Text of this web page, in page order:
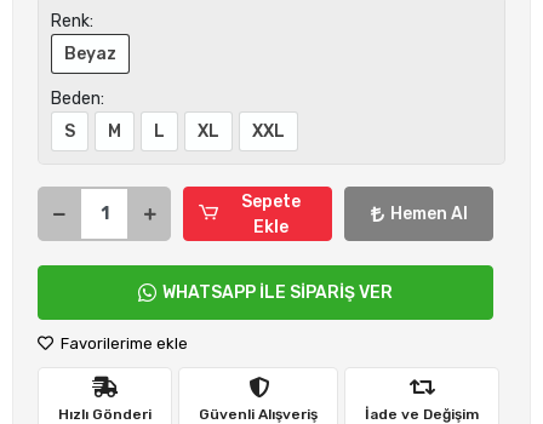
Renk:
Beyaz
Beden:
S
M L XL XXL
Sepete
Ekle
Hemen Al
WHATSAPP İLE SİPARİŞ VER
Favorilerime ekle
Hızlı Gönderi Güvenli Alışveriş İade ve Değişim